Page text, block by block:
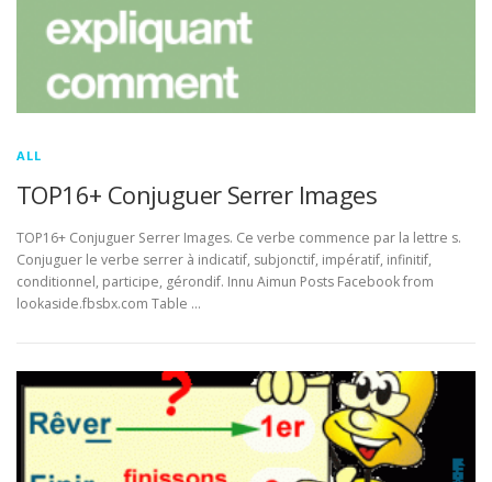
ALL
TOP16+ Conjuguer Serrer Images
TOP16+ Conjuguer Serrer Images. Ce verbe commence par la lettre s.
Conjuguer le verbe serrer à indicatif, subjonctif, impératif, infinitif,
conditionnel, participe, gérondif. Innu Aimun Posts Facebook from
lookaside.fbsbx.com Table …